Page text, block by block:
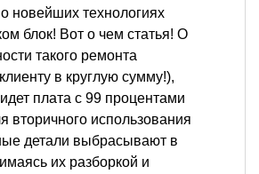
новейших технологиях
блок! Вот о чем статья! О
такого ремонта
в круглую сумму!),
идет плата с 99 процентами
вторичного использования
детали выбрасывают в
их разборкой и